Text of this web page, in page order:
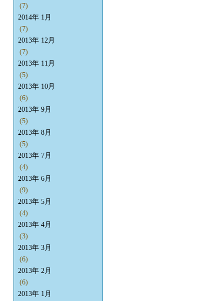
(7)
2014年 1月
(7)
2013年 12月
(7)
2013年 11月
(5)
2013年 10月
(6)
2013年 9月
(5)
2013年 8月
(5)
2013年 7月
(4)
2013年 6月
(9)
2013年 5月
(4)
2013年 4月
(3)
2013年 3月
(6)
2013年 2月
(6)
2013年 1月